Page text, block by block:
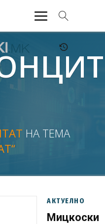
НА ТЕМА
АКТУЕЛНО
Мицкоски